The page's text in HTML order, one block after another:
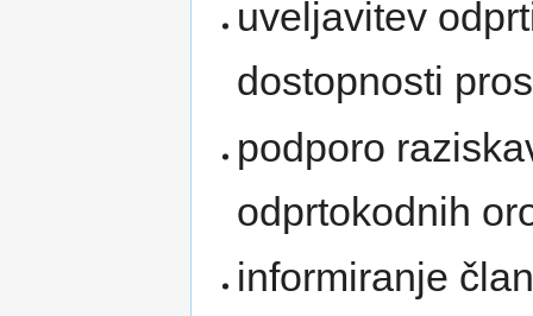
uveljavitev
dostopnosti
podporo
odprtokodnih
informiranje